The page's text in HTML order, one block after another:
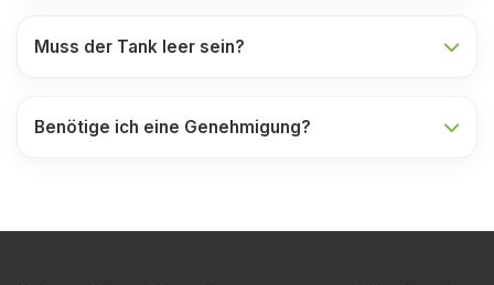
Muss der Tank leer sein?
Benötige ich eine Genehmigung?